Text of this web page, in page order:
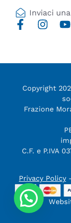
Inviaci una
Copyright
Frazione
C.F. e P.IVA
Privacy Policy